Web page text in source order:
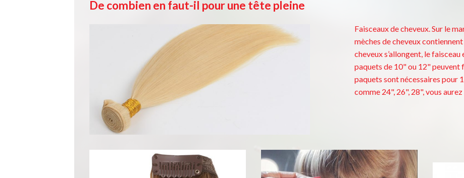
De combien en faut-il pour une tête pleine
Faisceaux de cheveux. Sur le
mèches de cheveux
cheveux s’allongent, le
paquets de 10" ou 12" peuvent
paquets sont nécessaires pour
comme 24", 26", 28", vous